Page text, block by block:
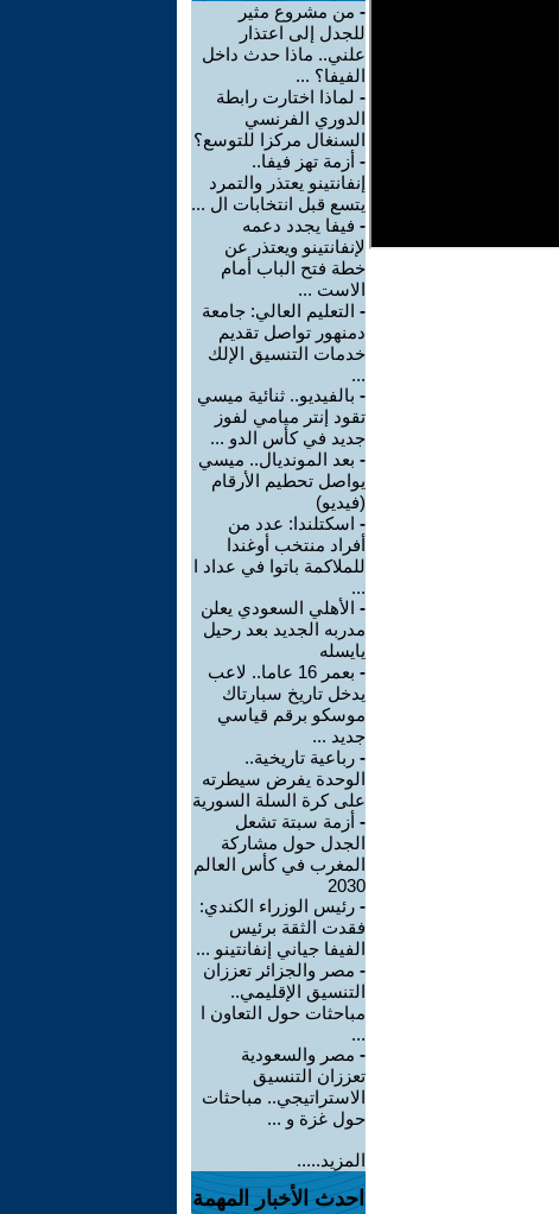
- من مشروع مثير
للجدل إلى اعتذار
علني.. ماذا حدث داخل
الفيفا؟ ...
- لماذا اختارت رابطة
الدوري الفرنسي
السنغال مركزا للتوسع؟
- أزمة تهز فيفا..
إنفانتينو يعتذر والتمرد
يتسع قبل انتخابات ال ...
- فيفا يجدد دعمه
لإنفانتينو ويعتذر عن
خطة فتح الباب أمام
الاست ...
- التعليم العالي: جامعة
دمنهور تواصل تقديم
خدمات التنسيق الإلك
...
- بالفيديو.. ثنائية ميسي
تقود إنتر ميامي لفوز
جديد في كأس الدو ...
- بعد المونديال.. ميسي
يواصل تحطيم الأرقام
(فيديو)
- اسكتلندا: عدد من
أفراد منتخب أوغندا
للملاكمة باتوا في عداد ا
...
- الأهلي السعودي يعلن
مدربه الجديد بعد رحيل
يايسله
-
بعمر 16 عاما.. لاعب
يدخل تاريخ سبارتاك
موسكو برقم قياسي
جديد ...
- رباعية تاريخية..
الوحدة يفرض سيطرته
على كرة السلة السورية
- أزمة سبتة تشعل
الجدل حول مشاركة
المغرب في كأس العالم
2030
- رئيس الوزراء الكندي:
فقدت الثقة برئيس
الفيفا جياني إنفانتينو ...
- مصر والجزائر تعززان
التنسيق الإقليمي..
مباحثات حول التعاون ا
...
- مصر والسعودية
تعززان التنسيق
الاستراتيجي.. مباحثات
حول غزة و ...
المزيد.....
احدث الأخبار المهمة